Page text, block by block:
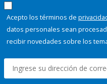
Acepto los términos de
datos personales sean
recibir novedades sobre los